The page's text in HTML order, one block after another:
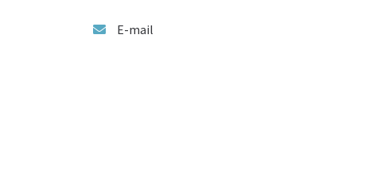
E-mail